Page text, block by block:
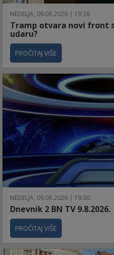
NEDELJA, 09.08.2026 | 19:38
Tramp otvara novi front
udaru?
PROČITAJ VIŠE
NEDELJA, 09.08.2026 | 19:30
Dnevnik 2 BN TV 9.8.2026.
PROČITAJ VIŠE